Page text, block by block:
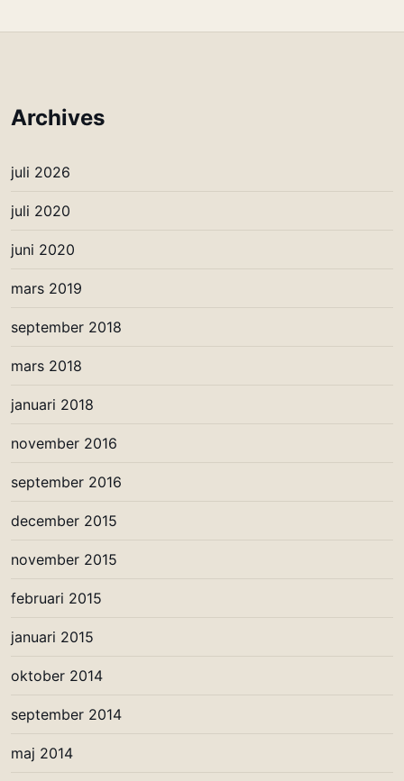
Archives
juli 2026
juli 2020
juni 2020
mars 2019
september 2018
mars 2018
januari 2018
november 2016
september 2016
december 2015
november 2015
februari 2015
januari 2015
oktober 2014
september 2014
maj 2014